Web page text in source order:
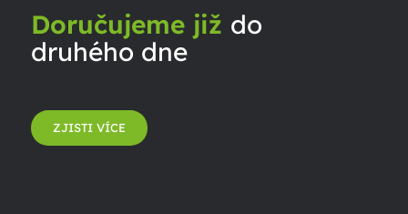
Doručujeme již do
druhého dne
ZJISTI VÍCE